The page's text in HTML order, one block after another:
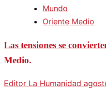
Mundo
Oriente Medio
Las tensiones se
Medio.
Editor La Humanidad